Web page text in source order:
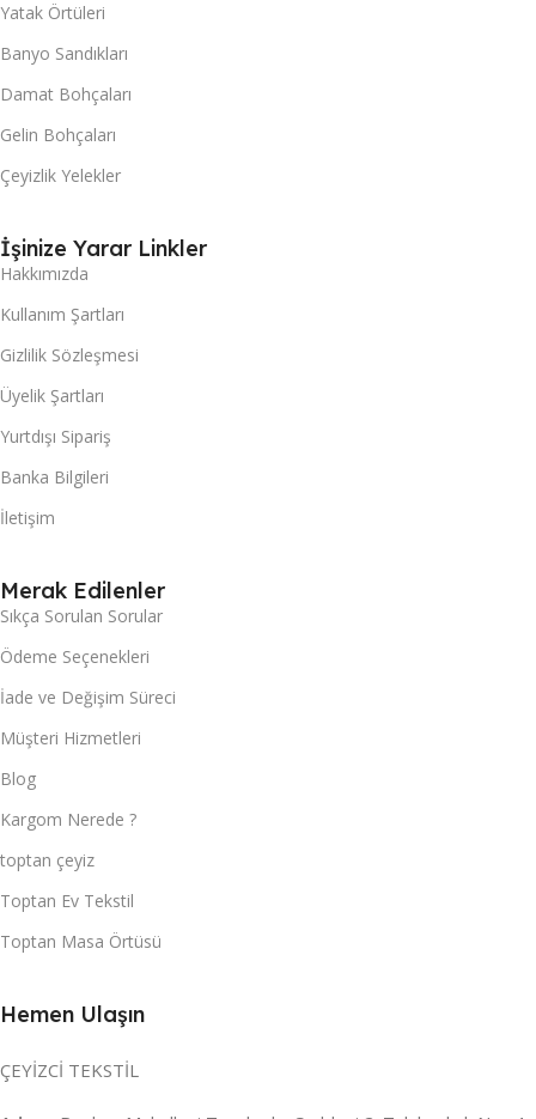
Yatak Örtüleri
Banyo Sandıkları
Damat Bohçaları
Gelin Bohçaları
Çeyizlik Yelekler
İşinize Yarar Linkler
Hakkımızda
Kullanım Şartları
Gizlilik Sözleşmesi
Üyelik Şartları
Yurtdışı Sipariş
Banka Bilgileri
İletişim
Merak Edilenler
Sıkça Sorulan Sorular
Ödeme Seçenekleri
İade ve Değişim Süreci
Müşteri Hizmetleri
Blog
Kargom Nerede ?
toptan çeyiz
Toptan Ev Tekstil
Toptan Masa Örtüsü
Hemen Ulaşın
ÇEYİZCİ TEKSTİL